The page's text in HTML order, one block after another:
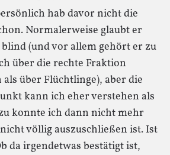
hab davor nicht die
Normalerweise glaubt er
(und vor allem gehört er zu
über die rechte Fraktion
über Flüchtlinge), aber die
kann ich eher verstehen als
konnte ich dann nicht mehr
nicht völlig auszuschließen ist. Ist
da irgendetwas bestätigt ist,